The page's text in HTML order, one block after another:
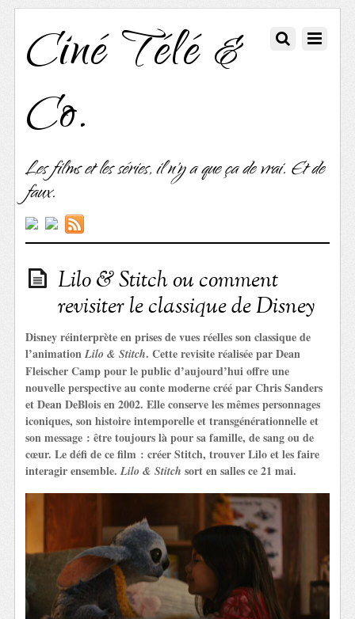
Ciné Télé &
Co.
Les films et les séries, il n'y a que ça de vrai. Et de
faux.
Lilo & Stitch ou comment
revisiter le classique de Disney
Disney réinterprète en prises de vues réelles son classique de
l’animationLilo & Stitch. Cette revisite réalisée par Dean
Fleischer Camp pour le public d’aujourd’hui offre une
nouvelle perspective au conte moderne créé par Chris Sanders
et Dean DeBlois en 2002. Elle conserve les mêmes personnages
iconiques, son histoire intemporelle et transgénérationnelle et
son message : être toujours là pour sa famille, de sang ou de
cœur. Le défi de ce film : créer Stitch, trouver Lilo et les faire
interagir ensemble.Lilo & Stitch sort en salles ce 21 mai.